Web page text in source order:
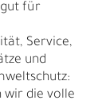
für
Service,
und
wir die volle